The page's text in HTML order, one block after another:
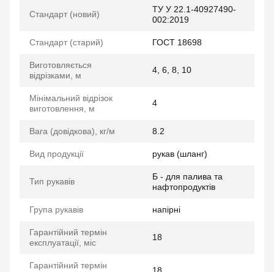
Стандарт (новий)
ТУ У 22.1-40927490-
002:2019
Стандарт (старий) ГОСТ 18698
Виготовляється
відрізками, м
4, 6, 8, 10
Мінімальний відрізок
виготовлення, м
4
Вага (довідкова), кг/м 8.2
Вид продукції рукав (шланг)
Тип рукавів
Б - для палива та
нафтопродуктів
Група рукавів напірні
Гарантійний термін
експлуатації, міс
18
Гарантійний термін